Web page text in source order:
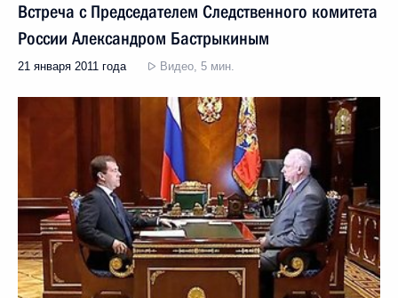
Встреча с Председателем Следственного комитета
России Александром Бастрыкиным
21 января 2011 года Видео, 5 мин.